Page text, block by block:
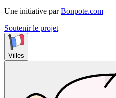
Une initiative par Bonpote.com
Soutenir le projet
Villes